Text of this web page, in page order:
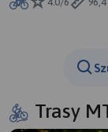
Trasy